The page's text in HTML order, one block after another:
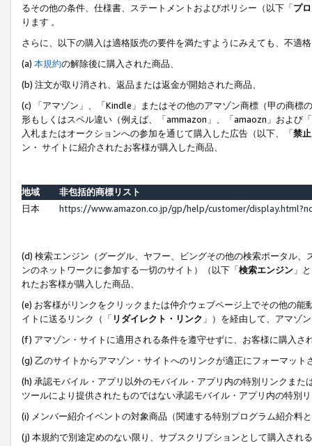
るその他の条件、仕様書、ステートメントおよびポリシー（以下「プ
ります 。
さらに、以下の購入は適格販売の要件を満たすようにみえても、不適
(a) 本規約の解除後に購入された商品、
(b) 注文が取り消され、返品または返金が開始された商品、
(c) 「アマゾン」、「Kindle」またはその他のアマゾン商標（甲の商
形もしくはスペル違い（例えば、「ammazon」、「amaozn」および
入札またはオークションへの参加を通じて購入した広告（以下、「禁
ン・ サイトに紹介されたお客様が購入した商品、
地域
非包括的商標リスト
日本
https://www.amazon.co.jp/gp/help/customer/
(d) 検索エンジン（グーグル、ヤフー、ビングその他の検索ポータル
ンのネットワークに参加する一切のサイト）（以下「検索エンジン 」
れたお客様が購入した商品、
(e) お客様がリンクをクリックまたは仲介ウェブページ上でその他の
イトに送るリンク（「 リダイレクト・リンク 」）を経由して、アマゾ
(f) アマゾン・サイトに適用される条件を遵守せずに、お客様に購入さ
(g) 乙のサイトからアマゾン・サイトへのリンクが適正にフォーマッ
(h) 承認モバイル・アプリ以外のモバイル・アプリ内の特別リンクま
ツールにより提供されたものではない承認モバイル・アプリ内の特別
(i) メンバー紹介イベントの対象商品（関連する特別プログラム紹介料
(j) 本規約で別途定めのない限り、サブスクリプションとして購入され